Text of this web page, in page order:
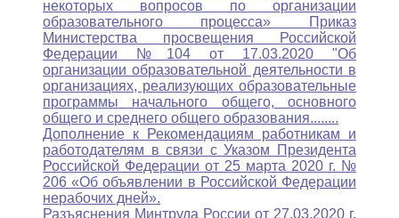
некоторых вопросов по организации
образовательного процесса» Приказ
Министерства просвещения Российской
Федерации №104 от 17.03.2020 "Об
организации образовательной деятельности в
организациях, реализующих образовательные
программы начального общего, основного
общего и среднего общего образования........
Дополнение к Рекомендациям работникам и
работодателям в связи с Указом Президента
Российской Федерации от 25 марта 2020 г. №
206 «Об объявлении в Российской Федерации
нерабочих дней».
Разъяснения Минтруда России от 27.03.2020 г.